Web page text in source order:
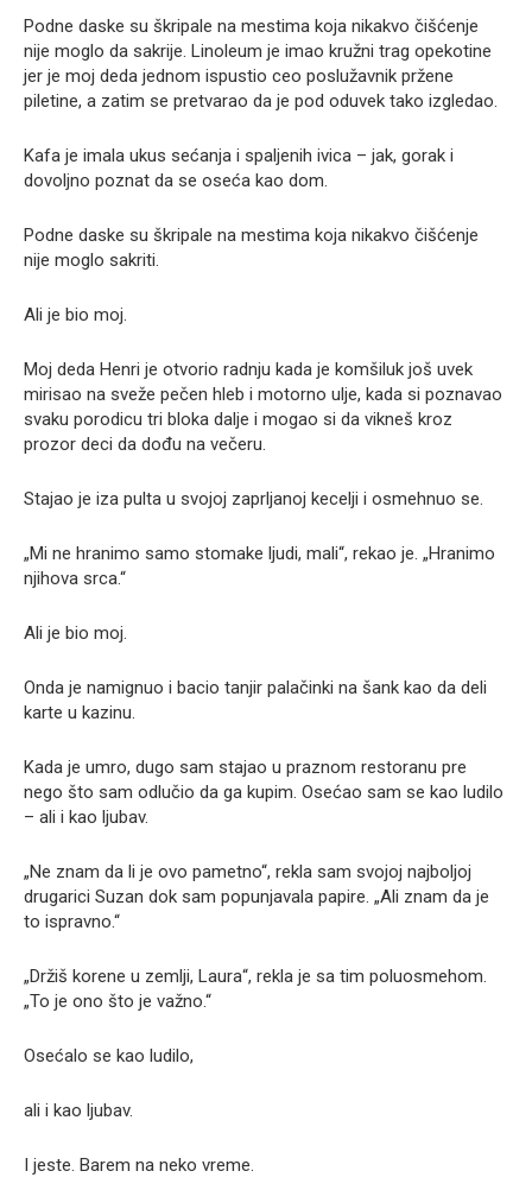
Podne daske su škripale na mestima koja nikakvo čišćenje
nije moglo da sakrije. Linoleum je imao kružni trag opekotine
jer je moj deda jednom ispustio ceo poslužavnik pržene
piletine, a zatim se pretvarao da je pod oduvek tako izgledao.
Kafa je imala ukus sećanja i spaljenih ivica – jak, gorak i
dovoljno poznat da se oseća kao dom.
Podne daske su škripale na mestima koja nikakvo čišćenje
nije moglo sakriti.
Ali je bio moj.
Moj deda Henri je otvorio radnju kada je komšiluk još uvek
mirisao na sveže pečen hleb i motorno ulje, kada si poznavao
svaku porodicu tri bloka dalje i mogao si da vikneš kroz
prozor deci da dođu na večeru.
Stajao je iza pulta u svojoj zaprljanoj kecelji i osmehnuo se.
„Mi ne hranimo samo stomake ljudi, mali“, rekao je. „Hranimo
njihova srca.“
Ali je bio moj.
Onda je namignuo i bacio tanjir palačinki na šank kao da deli
karte u kazinu.
Kada je umro, dugo sam stajao u praznom restoranu pre
nego što sam odlučio da ga kupim. Osećao sam se kao ludilo
– ali i kao ljubav.
„Ne znam da li je ovo pametno“, rekla sam svojoj najboljoj
drugarici Suzan dok sam popunjavala papire. „Ali znam da je
to ispravno.“
„Držiš korene u zemlji, Laura“, rekla je sa tim poluosmehom.
„To je ono što je važno.“
Osećalo se kao ludilo,
ali i kao ljubav.
I jeste. Barem na neko vreme.